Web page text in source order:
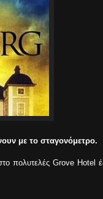
με το σταγονόμετρο.
πολυτελές Grove Hotel